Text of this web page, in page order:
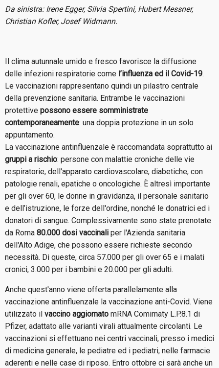
Da sinistra: Irene Egger, Silvia Spertini, Hubert Messner,
Christian Kofler, Josef Widmann.
Il clima autunnale umido e fresco favorisce la diffusione
delle infezioni respiratorie come l’influenza ed il Covid-19.
Le vaccinazioni rappresentano quindi un pilastro centrale
della prevenzione sanitaria. Entrambe le vaccinazioni
protettive possono essere somministrate
contemporaneamente: una doppia protezione in un solo
appuntamento.
La vaccinazione antinfluenzale è raccomandata soprattutto ai
gruppi a rischio: persone con malattie croniche delle vie
respiratorie, dell'apparato cardiovascolare, diabetiche, con
patologie renali, epatiche o oncologiche. È altresì importante
per gli over 60, le donne in gravidanza, il personale sanitario
e dell’istruzione, le forze dell'ordine, nonché le donatrici ed i
donatori di sangue. Complessivamente sono state prenotate
da Roma 80.000 dosi vaccinali per l'Azienda sanitaria
dell'Alto Adige, che possono essere richieste secondo
necessità. Di queste, circa 57.000 per gli over 65 e i malati
cronici, 3.000 per i bambini e 20.000 per gli adulti.
Anche quest'anno viene offerta parallelamente alla
vaccinazione antinfluenzale la vaccinazione anti-Covid. Viene
utilizzato il vaccino aggiornato mRNA Comirnaty L.P.8.1 di
Pfizer, adattato alle varianti virali attualmente circolanti. Le
vaccinazioni si effettuano nei centri vaccinali, presso i medici
di medicina generale, le pediatre ed i pediatri, nelle farmacie
aderenti e nelle case di riposo. Entro ottobre ci sarà anche un